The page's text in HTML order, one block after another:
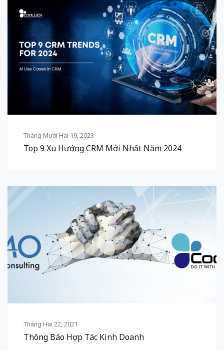
Tháng Mười Hai 19, 2023
Top 9 Xu Hướng CRM Mới Nhất Năm 2024
Tháng Hai 22, 2021
Thông Báo Hợp Tác Kinh Doanh